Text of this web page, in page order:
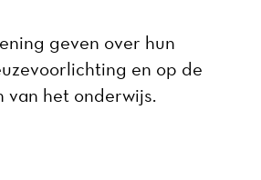
geven over hun
en op de
van het onderwijs.